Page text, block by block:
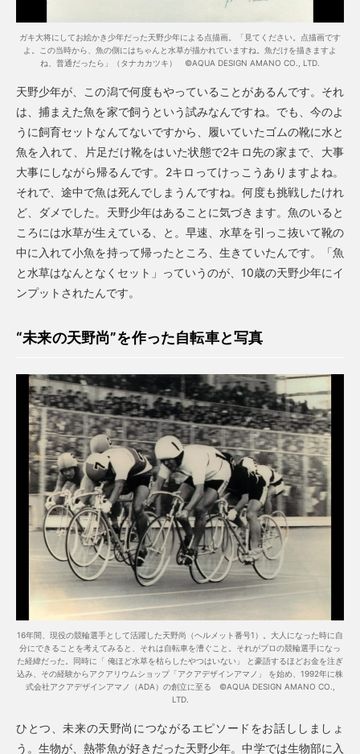
ガキ大将にしてお絵かき少年だった天野少年による点描画。「見てください。点描画です
よ。この当時から、魚の側にはちゃんと水草が描かれていますね。魚だけを描きますよ
ね、普通だったら」（タナカカツキ） ©AQUA DESIGN AMANO CO., LTD.
天野少年が、この潟で何度もやっていることがあるんです。それ
は、捕まえた魚を家で飼うという試みなんですね。でも、今のよ
うに飼育セットなんてないですから、履いていたゴムの靴に水と
魚を入れて、片足だけ靴をはいた状態で2キロ先の家まで、大事
大事にしながら帰るんです。2キロってけっこうありますよね。
それで、途中で魚は死んでしまうんですね。何度も挑戦したけれ
ど、ダメでした。天野少年はあることに気づきます。魚のいると
ころには水草が生えている、と。早速、水草を引っこ抜いて靴の
中に入れて小魚を持って帰ったところ、生きていたんです。「魚
と水草はなんとなくセット」っていうのが、10歳の天野少年にイ
ンプットされたんです。
“未来の天野尚”を作った自転車と写真
16年間、現役の競輪選手として活躍した天野尚（ヘルメット番号1）。大人になった時に自
分にできることを考えてみると、それは自転車を漕ぐこと。それがプロの競輪選手になっ
た経緯だった。同時に「 俺ほど水草を枯らしたやつはいない」 と豪語するほどお金を注ぎ
込み、その経験からアクアリウムショップ「アクアデザインアマノ」 を始め、1992年に株
式会社アクアデザインアマノ（ADA）の創立に至る ©AQUA DESIGN AMANO CO.,
LTD.
ひとつ、未来の天野尚につながるエピソードをお話ししましょ
う。生物が、熱帯魚が好きだった天野少年。中学では生物部に入